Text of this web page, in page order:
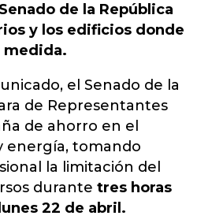
de la República
y los edificios donde
medida.
el Senado de la
de Representantes
de ahorro en el
energía, tomando
la limitación del
durante tres horas
22 de abril.